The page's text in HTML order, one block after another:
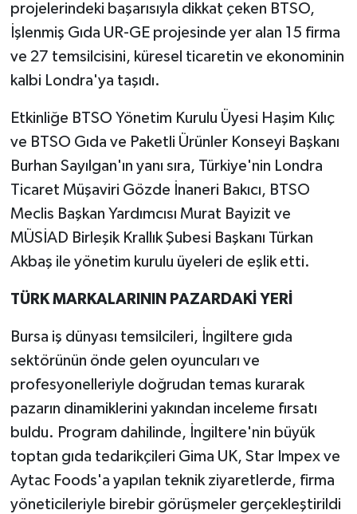
projelerindeki başarısıyla dikkat çeken BTSO,
İşlenmiş Gıda UR-GE projesinde yer alan 15 firma
ve 27 temsilcisini, küresel ticaretin ve ekonominin
kalbi Londra'ya taşıdı.
Etkinliğe BTSO Yönetim Kurulu Üyesi Haşim Kılıç
ve BTSO Gıda ve Paketli Ürünler Konseyi Başkanı
Burhan Sayılgan'ın yanı sıra, Türkiye'nin Londra
Ticaret Müşaviri Gözde İnaneri Bakıcı, BTSO
Meclis Başkan Yardımcısı Murat Bayizit ve
MÜSİAD Birleşik Krallık Şubesi Başkanı Türkan
Akbaş ile yönetim kurulu üyeleri de eşlik etti.
TÜRK MARKALARININ PAZARDAKİ YERİ
Bursa iş dünyası temsilcileri, İngiltere gıda
sektörünün önde gelen oyuncuları ve
profesyonelleriyle doğrudan temas kurarak
pazarın dinamiklerini yakından inceleme fırsatı
buldu. Program dahilinde, İngiltere'nin büyük
toptan gıda tedarikçileri Gima UK, Star Impex ve
Aytac Foods'a yapılan teknik ziyaretlerde, firma
yöneticileriyle birebir görüşmeler gerçekleştirildi